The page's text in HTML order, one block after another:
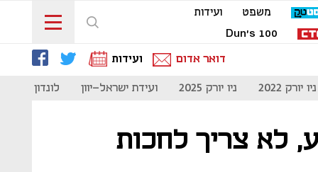
משפט
ועידות
Dun's 100
דואר אדום
ועידות
ניו יורק 2022 ניו יורק 2025 ועידת ישראל-יוון לונדון 2023
לא צריך לחכות